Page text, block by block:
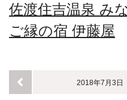
佐渡住吉温泉 み
ご縁の宿 伊藤屋
2018年7月3日